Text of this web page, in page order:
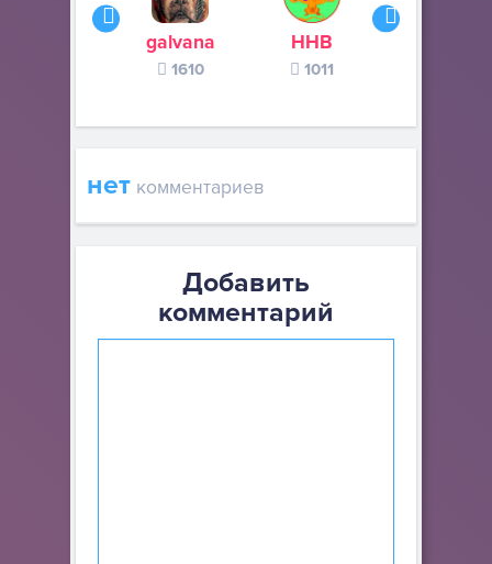
galvana
1610
ННВ
1011
нет комментариев
Добавить
комментарий